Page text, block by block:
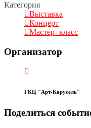
Категория
Выставка
Концерт
Мастер- класс
Организатор
ГКЦ "Арт-Карусель"
Поделиться